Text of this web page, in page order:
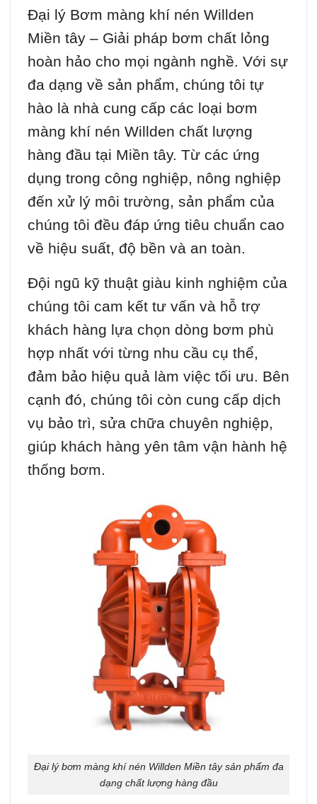
Đại lý Bơm màng khí nén Willden
Miền tây – Giải pháp bơm chất lỏng
hoàn hảo cho mọi ngành nghề. Với sự
đa dạng về sản phẩm, chúng tôi tự
hào là nhà cung cấp các loại bơm
màng khí nén Willden chất lượng
hàng đầu tại Miền tây. Từ các ứng
dụng trong công nghiệp, nông nghiệp
đến xử lý môi trường, sản phẩm của
chúng tôi đều đáp ứng tiêu chuẩn cao
về hiệu suất, độ bền và an toàn.
Đội ngũ kỹ thuật giàu kinh nghiệm của
chúng tôi cam kết tư vấn và hỗ trợ
khách hàng lựa chọn dòng bơm phù
hợp nhất với từng nhu cầu cụ thể,
đảm bảo hiệu quả làm việc tối ưu. Bên
cạnh đó, chúng tôi còn cung cấp dịch
vụ bảo trì, sửa chữa chuyên nghiệp,
giúp khách hàng yên tâm vận hành hệ
thống bơm.
Đại lý bơm màng khí nén Willden Miền tây sản phẩm đa
dạng chất lượng hàng đầu